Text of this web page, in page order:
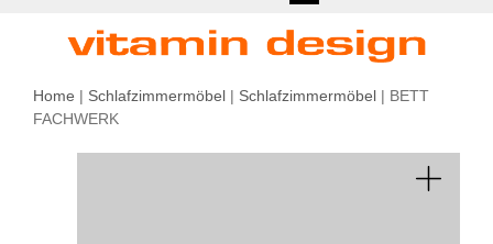
Home | Schlafzimmermöbel | Schlafzimmermöbel | BETT
FACHWERK